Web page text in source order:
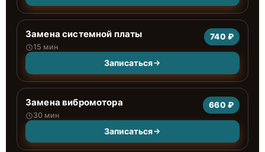
Замена системной платы
15 мин
740 ₽
Записаться
Замена вибромотора
30 мин
660 ₽
Записаться